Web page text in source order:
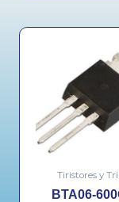
Tiristores y
BTA06-